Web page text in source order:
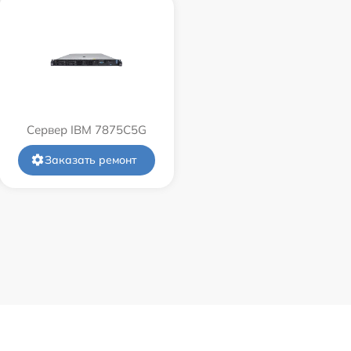
Сервер IBM 7875C5G
Заказать ремонт